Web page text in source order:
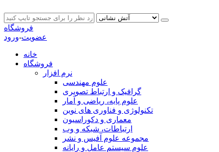
فروشگاه
عضویت-ورود
خانه
فروشگاه
نرم افزار
علوم مهندسی
گرافیک و ارتباط تصویری
علوم پایه، ریاضی و آمار
تکنولوژی و فناوری های نوین
معماری و دکوراسیون
ارتباطات، شبکه و وب
مجموعه علوم آفیس و نشر
علوم سیستم عامل و رایانه